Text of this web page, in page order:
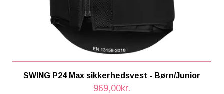
SWING P24 Max sikkerhedsvest - Børn/Junior
969,00kr.